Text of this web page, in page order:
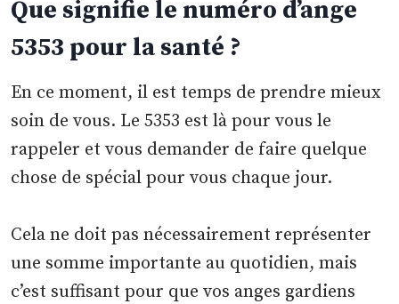
Que signifie le numéro d’ange
5353 pour la santé ?
En ce moment, il est temps de prendre mieux
soin de vous. Le 5353 est là pour vous le
rappeler et vous demander de faire quelque
chose de spécial pour vous chaque jour.
Cela ne doit pas nécessairement représenter
une somme importante au quotidien, mais
c’est suffisant pour que vos anges gardiens